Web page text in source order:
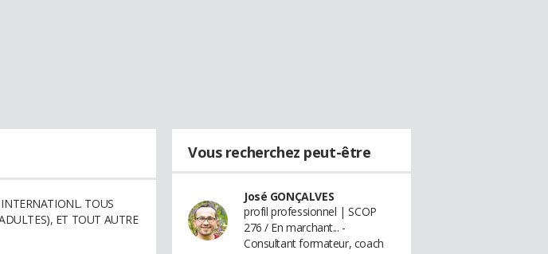
TOUS
ET TOUT AUTRE
Vous recherchez peut-être
José GONÇALVES
profil professionnel | SCOP
276 / En marchant... -
Consultant formateur, coach